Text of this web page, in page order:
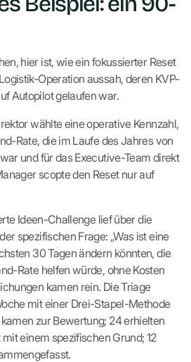
hier ist, wie ein fokussierter Reset
Operation aussah, deren KVP-
Autopilot gelaufen war.
wählte eine operative Kennzahl,
Rate, die im Laufe des Jahres von
und für das Executive-Team direkt
scopte den Reset nur auf
Ideen-Challenge lief über die
spezifischen Frage: „Was ist eine
30 Tagen ändern könnten, die
Rate helfen würde, ohne Kosten
kamen rein. Die Triage
mit einer Drei-Stapel-Methode
zur Bewertung; 24 erhielten
einem spezifischen Grund; 12